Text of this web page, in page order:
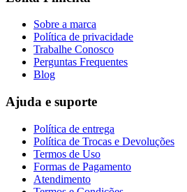
Sobre a marca
Política de privacidade
Trabalhe Conosco
Perguntas Frequentes
Blog
Ajuda e suporte
Política de entrega
Política de Trocas e Devoluções
Termos de Uso
Formas de Pagamento
Atendimento